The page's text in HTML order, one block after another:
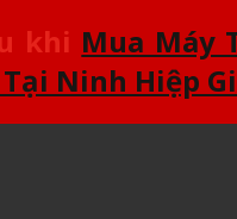
khi Mua Máy
Ninh Hiệp